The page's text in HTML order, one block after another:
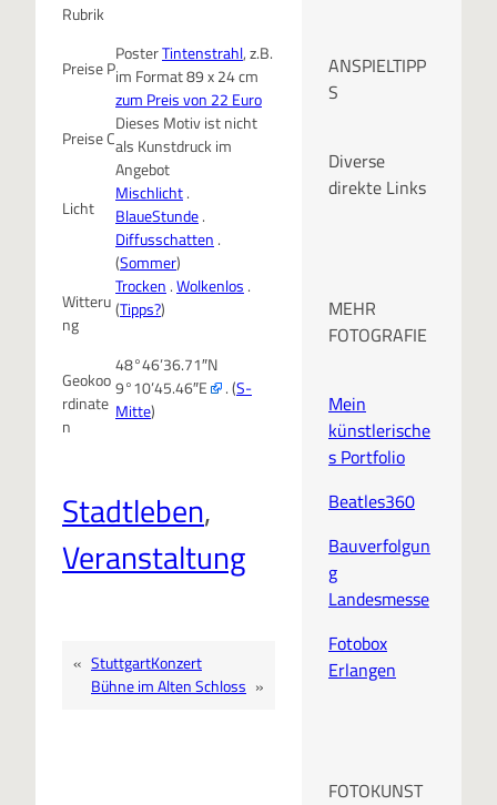
Rubrik
Preise P
PosterTintenstrahl, z.B.
im Format 89 x 24 cm
zum Preis von 22 Euro
Preise C
Dieses Motiv ist nicht
als Kunstdruck im
Angebot
Licht
Mischlicht.
BlaueStunde.
Diffusschatten .
(Sommer)
Witteru
ng
Trocken .Wolkenlos .
(Tipps?)
Geokoo
rdinate
n
48°46’36.71″N
9°10’45.46″E
. (S-
Mitte)
Stadtleben
Veranstaltung
« StuttgartKonzert
Bühne im Alten Schloss »
h
v
ANSPIELTIPP
S
Diverse
direkte Links
MEHR
FOTOGRAFIE
Mein
künstlerische
s Portfolio
Beatles360
Bauverfolgun
g
Landesmesse
Fotobox
Erlangen
FOTOKUNST